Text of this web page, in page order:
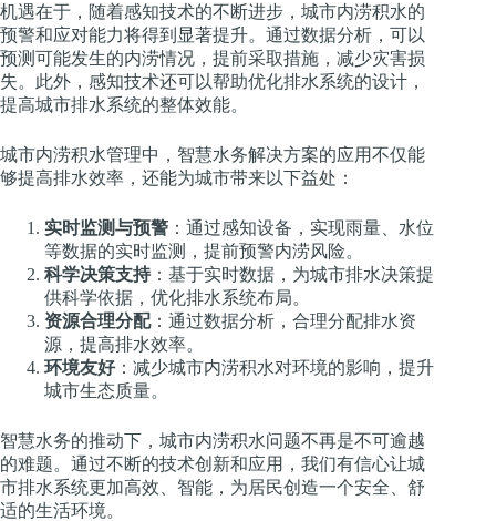
机遇在于，随着感知技术的不断进步，城市内涝积水的
预警和应对能力将得到显著提升。通过数据分析，可以
预测可能发生的内涝情况，提前采取措施，减少灾害损
失。此外，感知技术还可以帮助优化排水系统的设计，
提高城市排水系统的整体效能。
城市内涝积水管理中，智慧水务解决方案的应用不仅能
够提高排水效率，还能为城市带来以下益处：
实时监测与预警 ：通过感知设备，实现雨量、水位
等数据的实时监测，提前预警内涝风险。
科学决策支持：基于实时数据，为城市排水决策提
供科学依据，优化排水系统布局。
资源合理分配：通过数据分析，合理分配排水资
源，提高排水效率。
环境友好：减少城市内涝积水对环境的影响，提升
城市生态质量。
智慧水务的推动下，城市内涝积水问题不再是不可逾越
的难题。通过不断的技术创新和应用，我们有信心让城
市排水系统更加高效、智能，为居民创造一个安全、舒
适的生活环境。